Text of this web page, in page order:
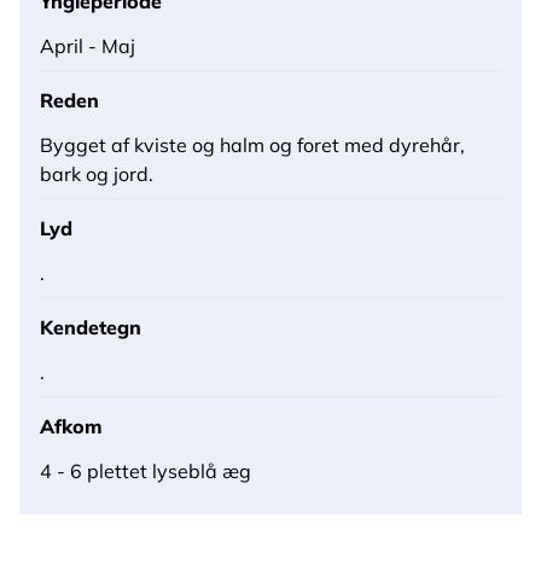
April - Maj
Reden
Bygget af kviste og halm og foret med dyrehår,
bark og jord.
Lyd
.
Kendetegn
.
Afkom
4 - 6 plettet lyseblå æg